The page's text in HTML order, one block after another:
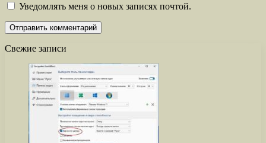
Уведомлять меня о новых записях почтой.
Свежие записи